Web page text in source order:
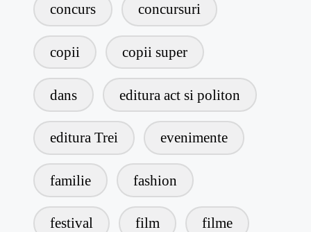
concurs concursuri
copii copii super
dans editura act si politon
editura Trei evenimente
familie fashion
festival film filme